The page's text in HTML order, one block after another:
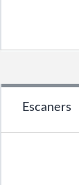
Escaners